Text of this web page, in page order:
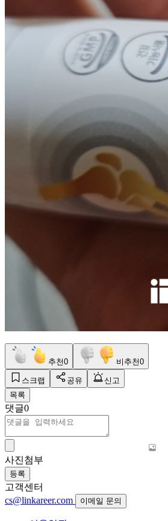
추천0 비추천0
스크랩 공유
신고
목록
댓글0
사진첨부
등록
고객센터
cs@linkareer.com
이메일 문의